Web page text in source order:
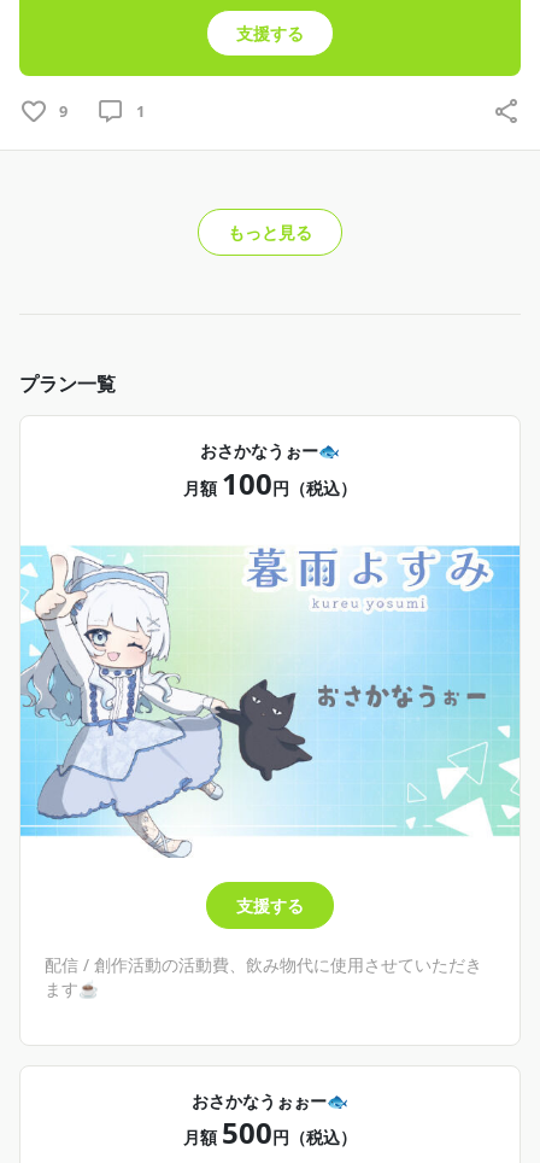
支援する
9 1
もっと見る
プラン一覧
おさかなうぉー🐟
月額 100円（税込）
支援する
配信 / 創作活動の活動費、飲み物代に使用させていただき
ます☕
おさかなうぉぉー🐟
月額 500円（税込）